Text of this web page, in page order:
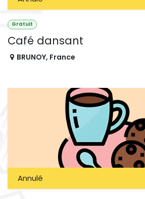
Gratuit
Café dansant
BRUNOY, France
Annulé